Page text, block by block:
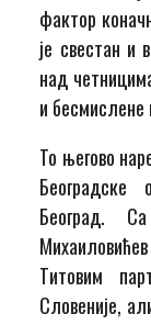
фактор
је свестан и
над
и бесмислене
То његово
Београдске
Београд.
Титовим
Словеније,